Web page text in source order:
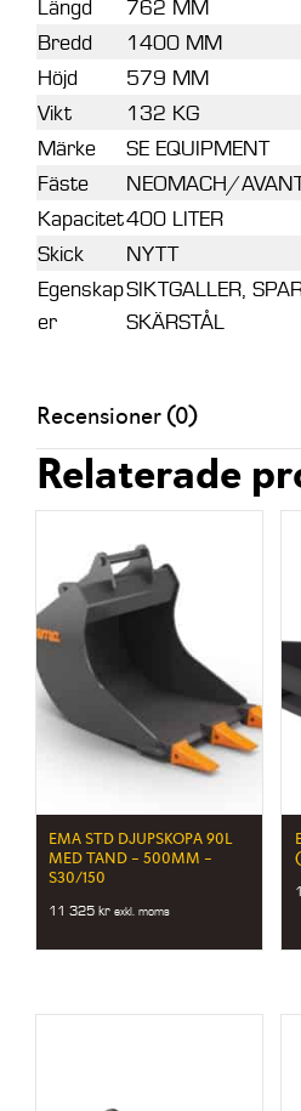
Längd
762 MM
Bredd
1400 MM
Höjd
579 MM
Vikt
132 KG
Märke
SE EQUIPMENT
Fäste
NEOMACH/
Kapacitet400 LITER
Skick
NYTT
Egenskap
er
SIKTGALLER,
SKÄRSTÅL
Recensioner (0)
Relaterade
EMA STD DJUPSKOPA 90L
MED TAND – 500MM –
S30/150
11 325kr exkl. moms